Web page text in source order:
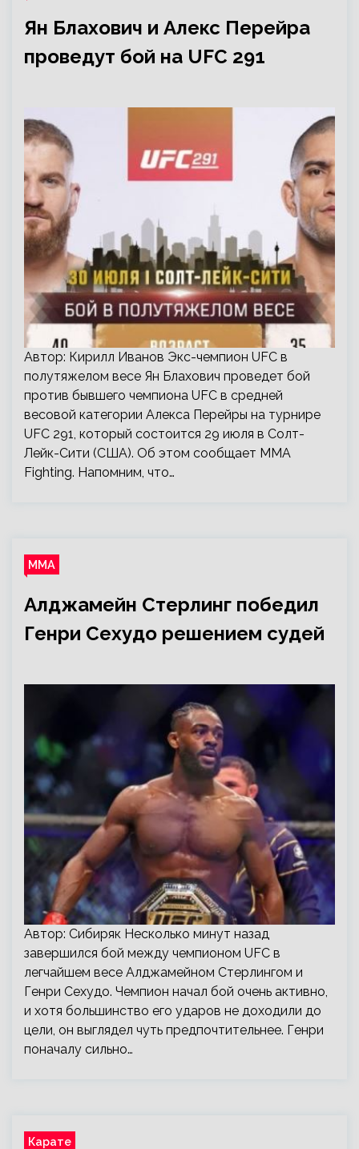
Ян Блахович и Алекс Перейра
проведут бой на UFC 291
Автор: Кирилл Иванов Экс-чемпион UFC в
полутяжелом весе Ян Блахович проведет бой
против бывшего чемпиона UFC в средней
весовой категории Алекса Перейры на турнире
UFC 291, который состоится 29 июля в Солт-
Лейк-Сити (США). Об этом сообщает MMA
Fighting. Напомним, что…
ММА
Алджамейн Стерлинг победил
Генри Сехудо решением судей
Автор: Сибиряк Несколько минут назад
завершился бой между чемпионом UFC в
легчайшем весе Алджамейном Стерлингом и
Генри Сехудо. Чемпион начал бой очень активно,
и хотя большинство его ударов не доходили до
цели, он выглядел чуть предпочтительнее. Генри
поначалу сильно…
Карате